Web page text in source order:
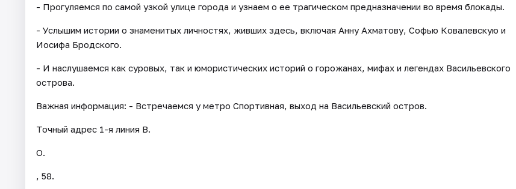
- Прогуляемся по самой узкой улице города и узнаем о ее трагическом предназначении во время блокады.
- Услышим истории о знаменитых личностях, живших здесь, включая Анну Ахматову, Софью Ковалевскую и
Иосифа Бродского.
- И наслушаемся как суровых, так и юмористических историй о горожанах, мифах и легендах Васильевского
острова.
Важная информация: - Встречаемся у метро Спортивная, выход на Васильевский остров.
Точный адрес 1-я линия В.
О.
, 58.